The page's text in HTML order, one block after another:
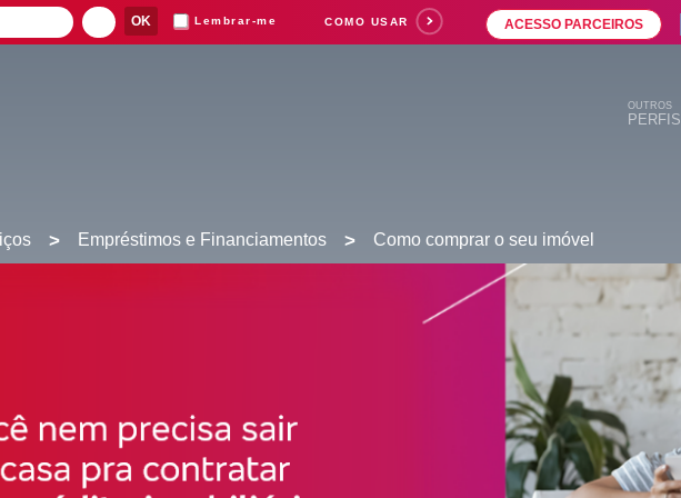
OUTROS
PERFIS
Suas buscas recentes
> Empréstimos e Financiamentos > Como comprar o seu imóvel
Lembrar-me COMO USAR ACESSO PARCEIROS